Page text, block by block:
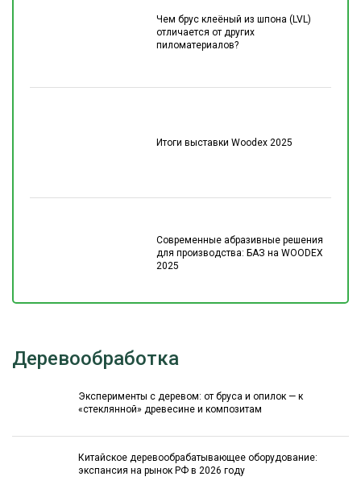
Чем брус клеёный из шпона (LVL)
отличается от других
пиломатериалов?
Итоги выставки Woodex 2025
Современные абразивные решения
для производства: БАЗ на WOODEX
2025
Деревообработка
Эксперименты с деревом: от бруса и опилок — к
«стеклянной» древесине и композитам
Китайское деревообрабатывающее оборудование:
экспансия на рынок РФ в 2026 году